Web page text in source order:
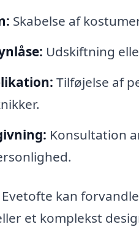
Skabelse af
Udskiftning
Tilføjelse af
Konsultation
kan
et komplekst